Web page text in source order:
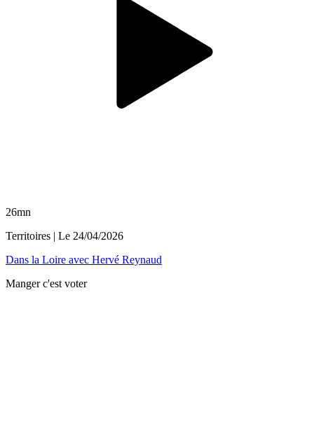
26mn
Territoires | Le 24/04/2026
Dans la Loire avec Hervé Reynaud
Manger c'est voter